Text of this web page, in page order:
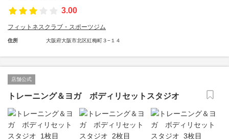
3.00
フィットネスクラブ・スポーツジム
住所 大阪府大阪市北区紅梅町３−１４
店舗公式
トレーニング＆ヨガ ボディリセットスタジオ